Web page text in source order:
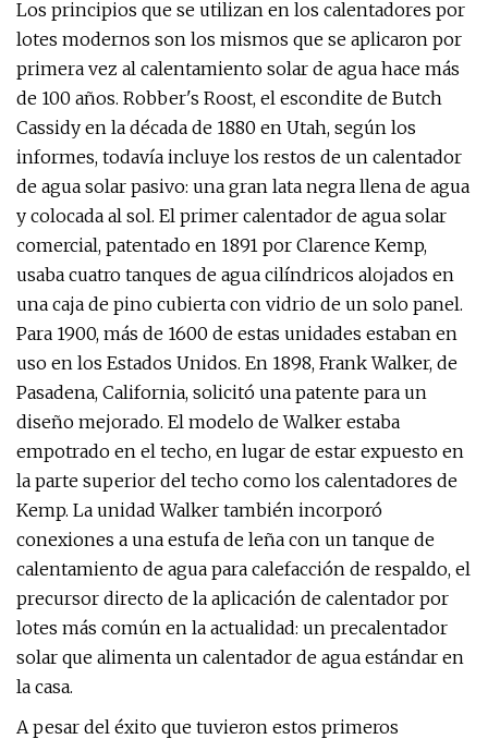
Los principios que se utilizan en los calentadores por
lotes modernos son los mismos que se aplicaron por
primera vez al calentamiento solar de agua hace más
de 100 años. Robber's Roost, el escondite de Butch
Cassidy en la década de 1880 en Utah, según los
informes, todavía incluye los restos de un calentador
de agua solar pasivo: una gran lata negra llena de agua
y colocada al sol. El primer calentador de agua solar
comercial, patentado en 1891 por Clarence Kemp,
usaba cuatro tanques de agua cilíndricos alojados en
una caja de pino cubierta con vidrio de un solo panel.
Para 1900, más de 1600 de estas unidades estaban en
uso en los Estados Unidos. En 1898, Frank Walker, de
Pasadena, California, solicitó una patente para un
diseño mejorado. El modelo de Walker estaba
empotrado en el techo, en lugar de estar expuesto en
la parte superior del techo como los calentadores de
Kemp. La unidad Walker también incorporó
conexiones a una estufa de leña con un tanque de
calentamiento de agua para calefacción de respaldo, el
precursor directo de la aplicación de calentador por
lotes más común en la actualidad: un precalentador
solar que alimenta un calentador de agua estándar en
la casa.
A pesar del éxito que tuvieron estos primeros